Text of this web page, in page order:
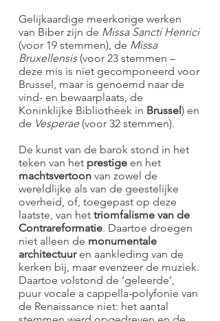
Gelijkaardige meerkorige werken
van Biber zijn de Missa Sancti Henrici
(voor 19 stemmen), de Missa
Bruxellensis(voor 23 stemmen –
deze mis is niet gecomponeerd voor
Brussel, maar is genoemd naar de
vind- en bewaarplaats, de
Koninklijke Bibliotheek in Brussel) en
de Vesperae (voor 32 stemmen).
De kunst van de barok stond in het
teken van het prestige en het
machtsvertoon van zowel de
wereldlijke als van de geestelijke
overheid, of, toegepast op deze
laatste, van het triomfalisme van de
Contrareformatie. Daartoe droegen
niet alleen de monumentale
architectuuren aankleding van de
kerken bij, maar evenzeer de muziek.
Daartoe volstond de ‘geleerde’,
puur vocale a cappella-polyfonie van
de Renaissance niet: het aantal